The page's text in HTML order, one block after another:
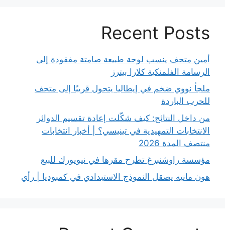
Recent Posts
أمين متحف ينسب لوحة طبيعة صامتة مفقودة إلى
الرسامة الفلمنكية كلارا بيترز
ملجأ نووي ضخم في إيطاليا يتحول قريبًا إلى متحف
للحرب الباردة
من داخل النتائج: كيف شكّلت إعادة تقسيم الدوائر
الانتخابات التمهيدية في تينيسي؟ | أخبار انتخابات
منتصف المدة 2026
مؤسسة راوشنبرغ تطرح مقرها في نيويورك للبيع
هون مانيه يصقل النموذج الاستبدادي في كمبوديا | رأي